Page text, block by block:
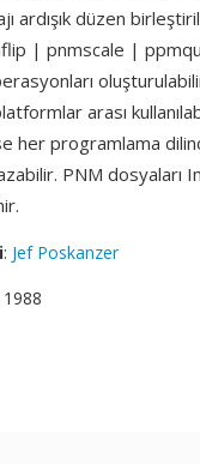
ardışık düzen
| pnmscale |
arası
her programlama
PNM dosyaları
: Jef Poskanzer
1988